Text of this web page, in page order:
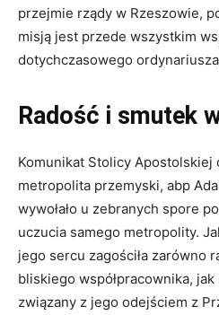
przejmie rządy w Rzeszowie,
misją jest przede wszystkim
dotychczasowego
Radość i smutek
Komunikat Stolicy Apostolskiej
metropolita przemyski, abp
wywołało u zebranych spore
uczucia samego metropolity.
jego sercu zagościła zarówno
bliskiego współpracownika,
związany z jego odejściem z